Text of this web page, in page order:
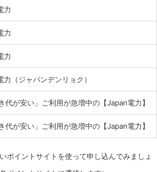
力
力
力
力（ジャパンデンリョク）
代が安い」ご利用が急増中の【Japan電力】
代が安い」ご利用が急増中の【Japan電力】
ポイントサイトを使って申し込んでみましょ